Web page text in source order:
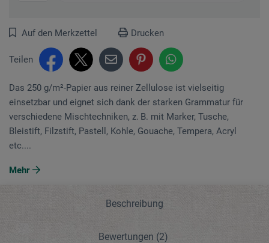
Auf den Merkzettel Drucken
Teilen
Das 250 g/m²-Papier aus reiner Zellulose ist vielseitig
einsetzbar und eignet sich dank der starken Grammatur für
verschiedene Mischtechniken, z. B. mit Marker, Tusche,
Bleistift, Filzstift, Pastell, Kohle, Gouache, Tempera, Acryl
etc....
Mehr
Beschreibung
Bewertungen (2)